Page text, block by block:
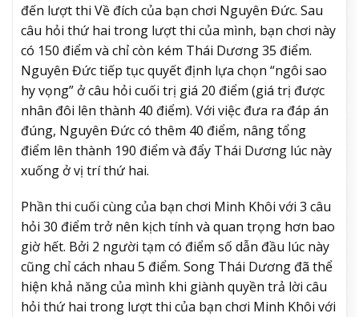
đến lượt thi Về đích của bạn chơi Nguyên Đức. Sau
câu hỏi thứ hai trong lượt thi của mình, bạn chơi này
có 150 điểm và chỉ còn kém Thái Dương 35 điểm.
Nguyên Đức tiếp tục quyết định lựa chọn “ngôi sao
hy vọng” ở câu hỏi cuối trị giá 20 điểm (giá trị được
nhân đôi lên thành 40 điểm). Với việc đưa ra đáp án
đúng, Nguyên Đức có thêm 40 điểm, nâng tổng
điểm lên thành 190 điểm và đẩy Thái Dương lúc này
xuống ở vị trí thứ hai.
Phần thi cuối cùng của bạn chơi Minh Khôi với 3 câu
hỏi 30 điểm trở nên kịch tính và quan trọng hơn bao
giờ hết. Bởi 2 người tạm có điểm số dẫn đầu lúc này
cũng chỉ cách nhau 5 điểm. Song Thái Dương đã thể
hiện khả năng của mình khi giành quyền trả lời câu
hỏi thứ hai trong lượt thi của bạn chơi Minh Khôi với